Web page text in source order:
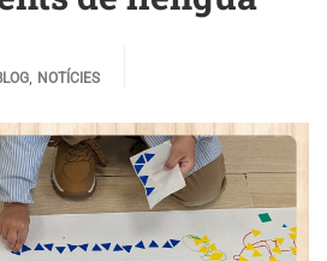
, NOTÍCIES